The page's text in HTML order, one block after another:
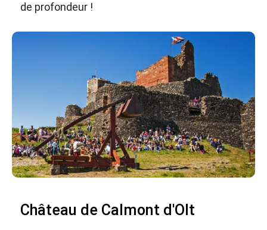
de profondeur !
Château de Calmont d'Olt